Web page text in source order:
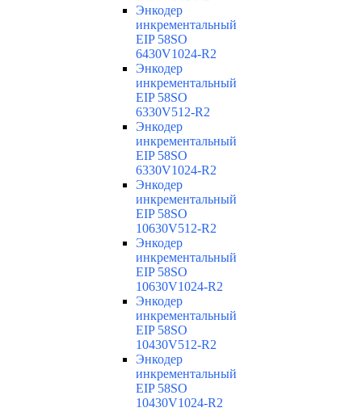
Энкодер
инкрементальный
EIP 58SO
6430V1024-R2
Энкодер
инкрементальный
EIP 58SO
6330V512-R2
Энкодер
инкрементальный
EIP 58SO
6330V1024-R2
Энкодер
инкрементальный
EIP 58SO
10630V512-R2
Энкодер
инкрементальный
EIP 58SO
10630V1024-R2
Энкодер
инкрементальный
EIP 58SO
10430V512-R2
Энкодер
инкрементальный
EIP 58SO
10430V1024-R2